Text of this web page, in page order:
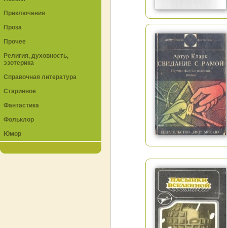
Приключения
Проза
Прочее
Религия, духовность,
эзотерика
Справочная литература
Старинное
Фантастика
Фольклор
Юмор